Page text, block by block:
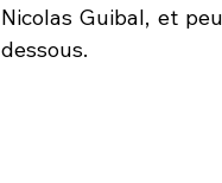
Nicolas Guibal, et
dessous.